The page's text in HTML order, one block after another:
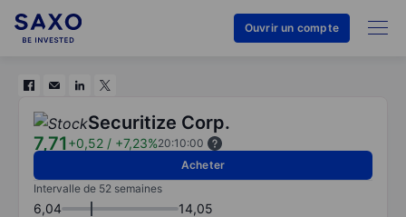
Ouvrir un compte
Securitize Corp.
7,71+0,52 / +7,23%20:10:00
Acheter
Intervalle de 52 semaines
6,04 14,05